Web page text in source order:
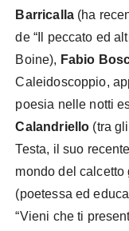
Barricalla (ha
de “Il peccato ed
Boine), Fabio
Caleidoscoppio,
poesia nelle notti
Calandriello (tra
Testa, il suo
mondo del calcetto
(poetessa ed
“Vieni che ti